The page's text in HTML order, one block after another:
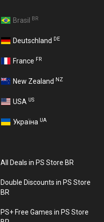
Brasil BR
Deutschland DE
France FR
New Zealand NZ
USA US
Україна UA
All Deals in PS Store BR
Double Discounts in PS Store
BR
PS+ Free Games in PS Store